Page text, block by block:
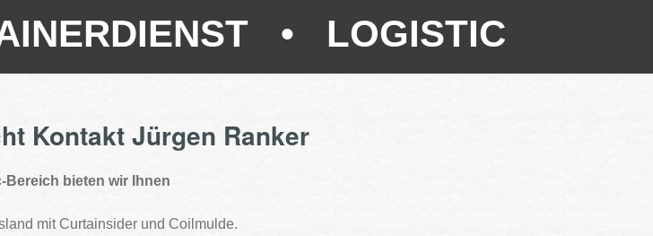
• LOGISTIC
Kontakt Jürgen Ranker
Bereich bieten wir Ihnen
mit Curtainsider und Coilmulde.